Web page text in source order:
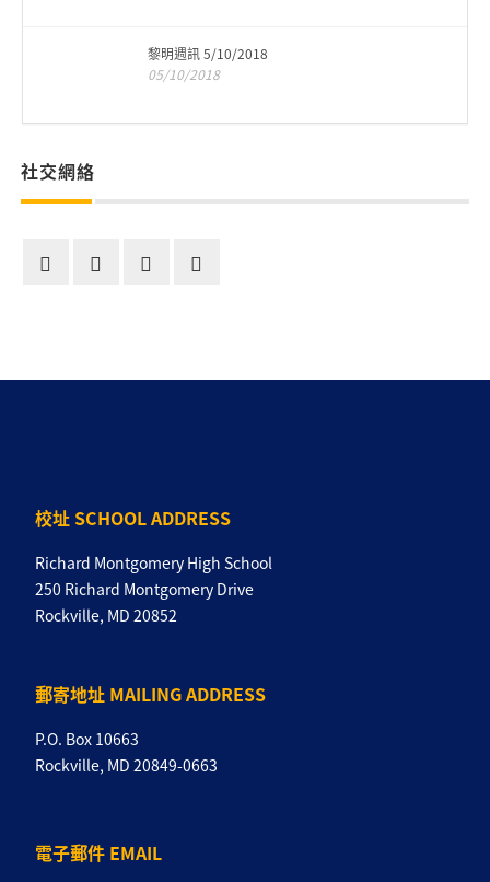
黎明週訊 5/10/2018
05/10/2018
社交網絡
校址 SCHOOL ADDRESS
Richard Montgomery High School
250 Richard Montgomery Drive
Rockville, MD 20852
郵寄地址 MAILING ADDRESS
P.O. Box 10663
Rockville, MD 20849-0663
電子郵件 EMAIL